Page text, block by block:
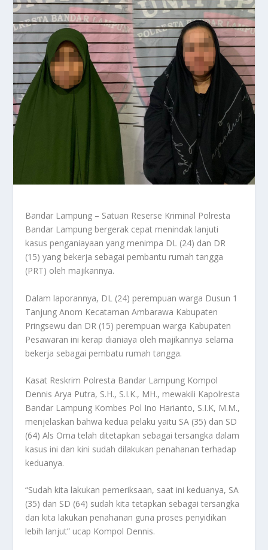
Bandar Lampung – Satuan Reserse Kriminal Polresta
Bandar Lampung bergerak cepat menindak lanjuti
kasus penganiayaan yang menimpa DL (24) dan DR
(15) yang bekerja sebagai pembantu rumah tangga
(PRT) oleh majikannya.
Dalam laporannya, DL (24) perempuan warga Dusun 1
Tanjung Anom Kecataman Ambarawa Kabupaten
Pringsewu dan DR (15) perempuan warga Kabupaten
Pesawaran ini kerap dianiaya oleh majikannya selama
bekerja sebagai pembatu rumah tangga.
Kasat Reskrim Polresta Bandar Lampung Kompol
Dennis Arya Putra, S.H., S.I.K., MH., mewakili Kapolresta
Bandar Lampung Kombes Pol Ino Harianto, S.I.K, M.M.,
menjelaskan bahwa kedua pelaku yaitu SA (35) dan SD
(64) Als Oma telah ditetapkan sebagai tersangka dalam
kasus ini dan kini sudah dilakukan penahanan terhadap
keduanya.
“Sudah kita lakukan pemeriksaan, saat ini keduanya, SA
(35) dan SD (64) sudah kita tetapkan sebagai tersangka
dan kita lakukan penahanan guna proses penyidikan
lebih lanjut” ucap Kompol Dennis.